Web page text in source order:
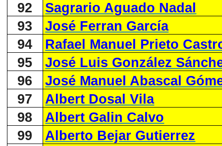
92
Sagrario Aguado Nadal
93
José Ferran García
94
Rafael Manuel Prieto
95
José Luis González
96
José Manuel Abascal
97
Albert Dosal Vila
98
Albert Galin Calvo
99
Alberto Bejar Gutierrez